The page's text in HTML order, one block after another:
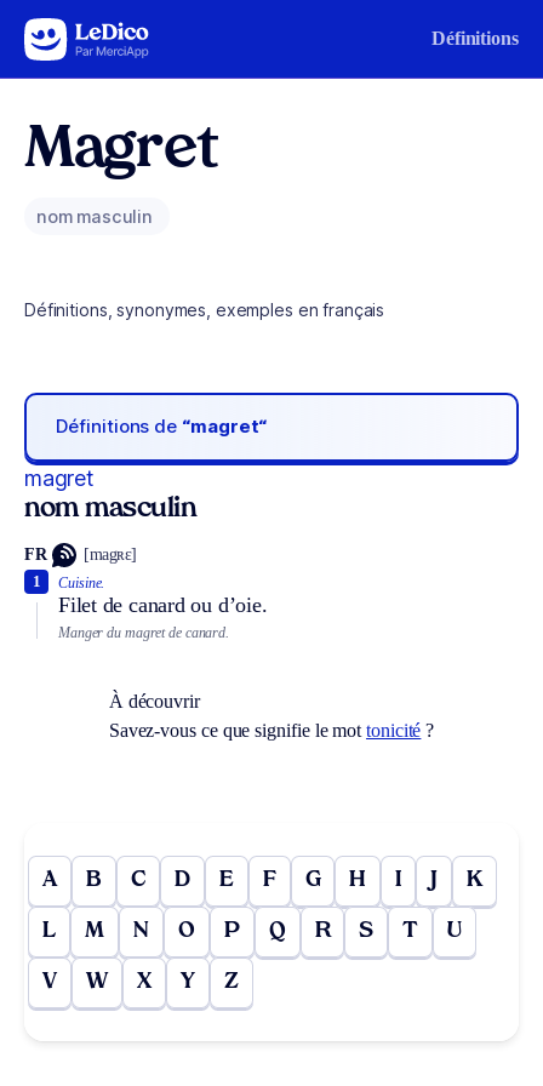
Aller au contenu Définitions
Magret
nom masculin
Définitions, synonymes, exemples en français
Définitions de “magret“
magret
nom masculin
FR [magʀɛ]
Cuisine.
Filet de canard ou d’oie.
1
Manger du magret de canard.
À découvrir
Savez-vous ce que signifie le mottonicité ?
A B C D E F G H I J K
L M N O P Q R S T U
V W X Y Z